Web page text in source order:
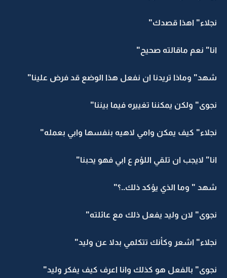
نجلاء" اهذا قصدك"
انا" نعم ماقالته صحيح"
شهد" وماذا تريدنا ان نفعل هذا الوضع قد فرض علينا"
نجوى" ولكن يمكننا تغييره فيما بيننا"
نجلاء" كيف يمكن وامي لاهيه بنفسها وابي بعمله"
انا" لايجب ان تلقي اللؤم ع ابي فهو يحبنا"
شهد " وما الذي يؤكد ذلك..؟"
نجوى" لان وليد يفعل ذلك مع عائلته"
نجلاء" اشعر وكأنك تتكلمي بدلا عن وليد"
نجوى" بالفعل هو كذلك وانا اعرف كيف يفكر وليد"